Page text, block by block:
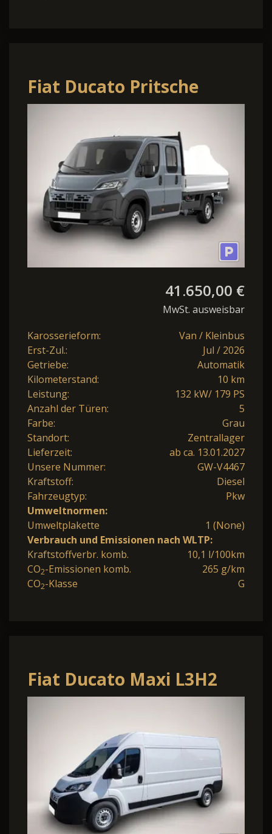
Fiat Ducato Pritsche
DoKa 35 AT L4 7S AHK
TechP Temp
41.650,00 €
MwSt. ausweisbar
Karosserieform:
Van / Kleinbus
Erst-Zul.:
Jul / 2026
Getriebe:
Automatik
Kilometerstand:
10 km
Leistung:
132 kW/ 179 PS
Anzahl der Türen:
5
Farbe:
Grau
Standort:
Zentrallager
Lieferzeit:
ab ca. 13.01.2027
Unsere Nummer:
GW-V4467
Kraftstoff:
Diesel
Fahrzeugtyp:
Pkw
Umweltnormen:
Umweltplakette
1 (None)
Verbrauch und Emissionen nach WLTP:
Kraftstoffverbr. komb.
10,1 l/100km
CO2-Emissionen komb.
265 g/km
CO2-Klasse G
Fiat Ducato Maxi L3H2
Autm. (250/251)